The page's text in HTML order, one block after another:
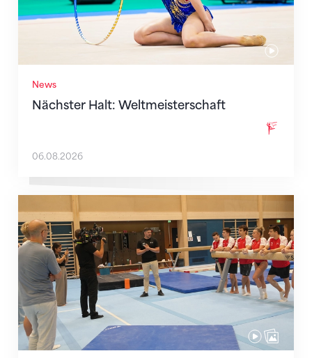
News
Nächster Halt: Weltmeisterschaft
06.08.2026
Mit klaren Zielen nach Zagreb